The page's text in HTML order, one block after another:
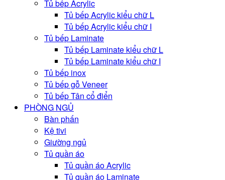
Tủ bếp Acrylic
Tủ bếp Acrylic kiểu chữ L
Tủ bếp Acrylic kiểu chữ I
Tủ bếp Laminate
Tủ bếp Laminate kiểu chữ L
Tủ bếp Laminate kiểu chữ I
Tủ bếp inox
Tủ bếp gỗ Veneer
Tủ bếp Tân cổ điển
PHÒNG NGỦ
Bàn phấn
Kệ tivi
Giường ngủ
Tủ quần áo
Tủ quần áo Acrylic
Tủ quần áo Laminate